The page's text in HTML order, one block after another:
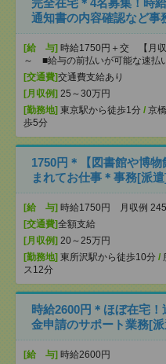
完全在宅＊4名募集！時
通知書の内容確認など事
[給 与] 時給1750円＋交 【月
～ ■給与の前払いが可能な速払
[交通費]交通費支給あり
[月収例] 25～30万円
[勤務地] 東京駅から徒歩1分 / 京
歩5分
1750円＊【図書館や博
まれてお仕事＊事務[派
[給 与] 時給1750円 月収例
[交通費]全額支給
[月収例] 20～25万円
[勤務地] 東所沢駅から徒歩10分 /
ス12分
時給2600円＊ほぼ在宅
金申請のサポート業務[
[給 与] 時給2600円